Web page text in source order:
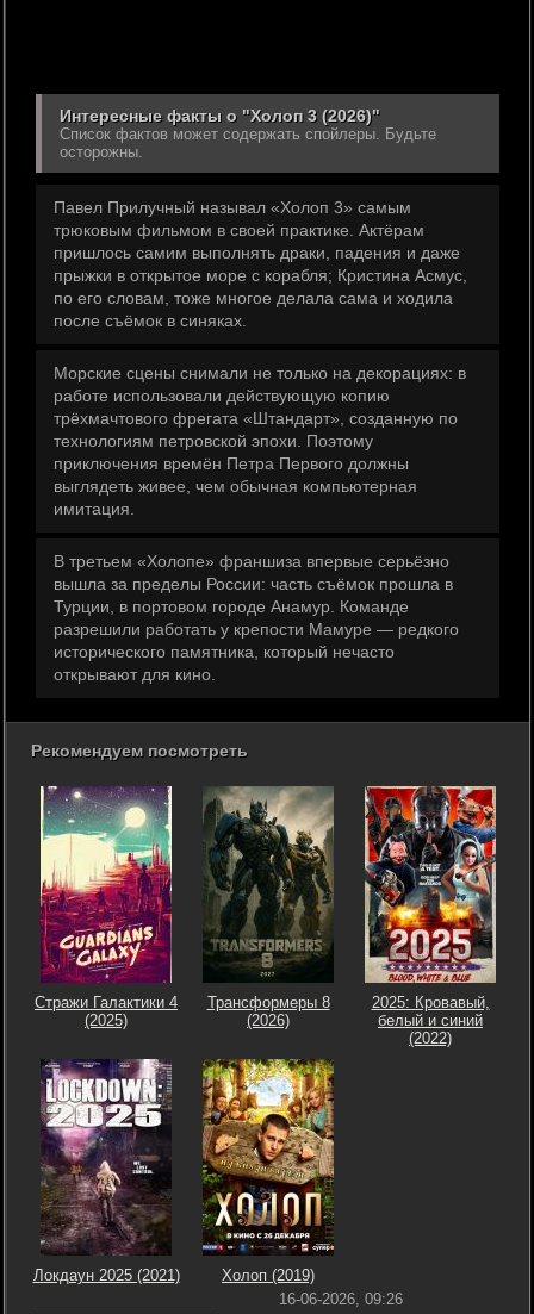
Интересные факты о "Холоп 3 (2026)"
Список фактов может содержать спойлеры. Будьте
осторожны.
Павел Прилучный называл «Холоп 3» самым
трюковым фильмом в своей практике. Актёрам
пришлось самим выполнять драки, падения и даже
прыжки в открытое море с корабля; Кристина Асмус,
по его словам, тоже многое делала сама и ходила
после съёмок в синяках.
Морские сцены снимали не только на декорациях: в
работе использовали действующую копию
трёхмачтового фрегата «Штандарт», созданную по
технологиям петровской эпохи. Поэтому
приключения времён Петра Первого должны
выглядеть живее, чем обычная компьютерная
имитация.
В третьем «Холопе» франшиза впервые серьёзно
вышла за пределы России: часть съёмок прошла в
Турции, в портовом городе Анамур. Команде
разрешили работать у крепости Мамуре — редкого
исторического памятника, который нечасто
открывают для кино.
Рекомендуем посмотреть
Стражи Галактики 4
(2025)
Трансформеры 8
(2026)
2025: Кровавый,
белый и синий
(2022)
Локдаун 2025 (2021) Холоп (2019)
16-06-2026, 09:26